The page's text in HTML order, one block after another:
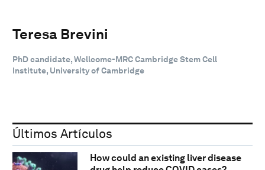
Teresa Brevini
PhD candidate, Wellcome-MRC Cambridge Stem Cell
Institute, University of Cambridge
Últimos Artículos
How could an existing liver disease